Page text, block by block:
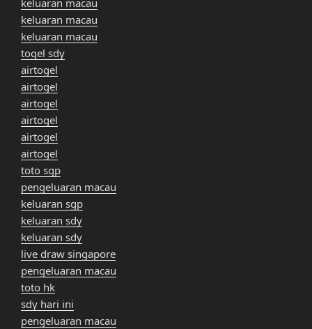
keluaran macau
keluaran macau
togel sdy
airtogel
airtogel
airtogel
airtogel
airtogel
airtogel
toto sgp
pengeluaran macau
keluaran sgp
keluaran sdy
keluaran sdy
live draw singapore
pengeluaran macau
toto hk
sdy hari ini
pengeluaran macau